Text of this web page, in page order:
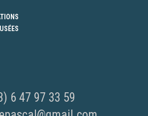
6 47 97 33 59